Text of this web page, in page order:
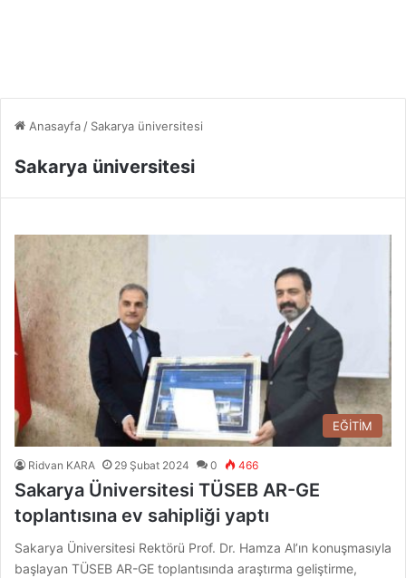
Anasayfa / Sakarya üniversitesi
Sakarya üniversitesi
EĞİTİM
Ridvan KARA 29 Şubat 2024 0 466
Sakarya Üniversitesi TÜSEB AR-GE
toplantısına ev sahipliği yaptı
Sakarya Üniversitesi Rektörü Prof. Dr. Hamza Al’ın konuşmasıyla
başlayan TÜSEB AR-GE toplantısında araştırma geliştirme,